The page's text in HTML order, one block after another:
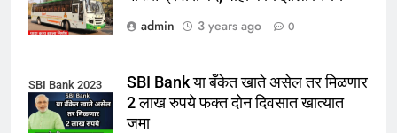
admin
3 years ago 0
SBI Bank 2023
SBI Bank या बँकेत खाते असेल तर मिळणार
2 लाख रुपये फक्त दोन दिवसात खात्यात
जमा